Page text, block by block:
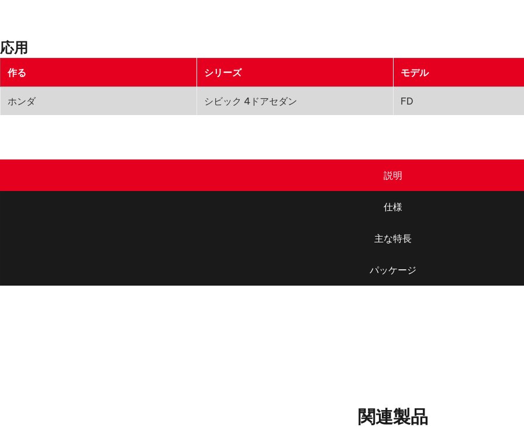
応用
作る シリーズ モデル
ホンダ シビック 4ドアセダン FD
説明
仕様
主な特長
パッケージ
関連製品